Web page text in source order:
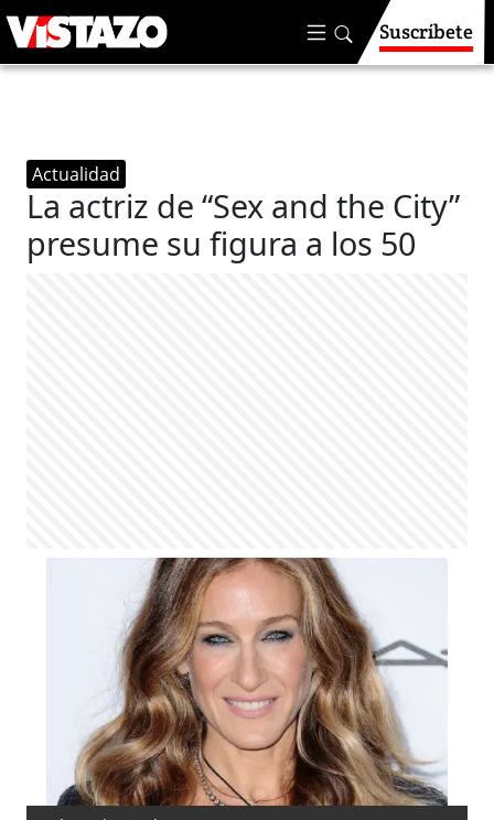
Suscríbete
Actualidad
La actriz de “Sex and the City”
presume su figura a los 50